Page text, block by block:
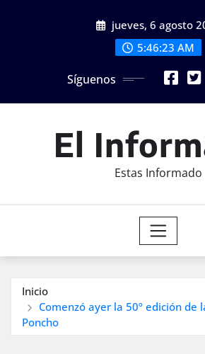
jueves, 6 agosto
5:46:25 AM
Síguenos
El
Estas Informado
Inicio
Comenzó ayer la 50º edición de
Poncho